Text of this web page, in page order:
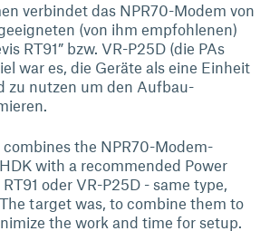
verbindet das NPR70-Modem von
(von ihm empfohlenen)
RT91” bzw. VR-P25D (die PAs
war es, die Geräte als eine Einheit
zu nutzen um den Aufbau-
the NPR70-Modem-
with a recommended Power
oder VR-P25D - same type,
target was, to combine them to
the work and time for setup.